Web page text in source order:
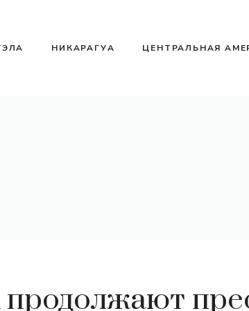
НИКАРАГУА ЦЕНТРАЛЬНАЯ